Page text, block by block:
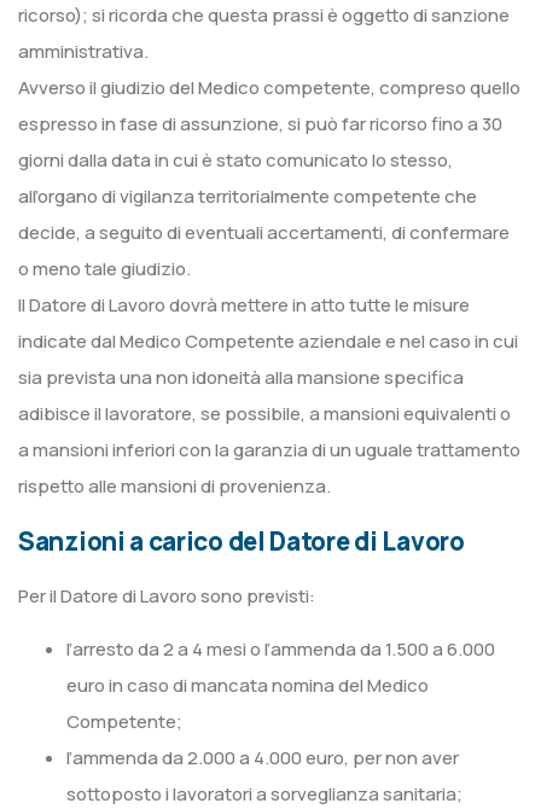
ricorso); si ricorda che questa prassi è oggetto di sanzione
amministrativa.
Avverso il giudizio del Medico competente, compreso quello
espresso in fase di assunzione, si può far ricorso fino a 30
giorni dalla data in cui è stato comunicato lo stesso,
all’organo di vigilanza territorialmente competente che
decide, a seguito di eventuali accertamenti, di confermare
o meno tale giudizio.
Il Datore di Lavoro dovrà mettere in atto tutte le misure
indicate dal Medico Competente aziendale e nel caso in cui
sia prevista una non idoneità alla mansione specifica
adibisce il lavoratore, se possibile, a mansioni equivalenti o
a mansioni inferiori con la garanzia di un uguale trattamento
rispetto alle mansioni di provenienza.
Sanzioni a carico del Datore di Lavoro
Per il Datore di Lavoro sono previsti:
l’arresto da 2 a 4 mesi o l’ammenda da 1.500 a 6.000
euro in caso di mancata nomina del Medico
Competente;
l’ammenda da 2.000 a 4.000 euro, per non aver
sottoposto i lavoratori a sorveglianza sanitaria;